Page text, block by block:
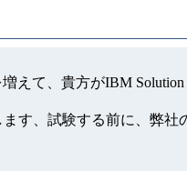
えて、貴方がIBM
す、試験する前に、